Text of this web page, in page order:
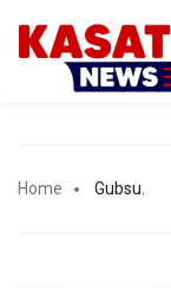
Home Gubsu.